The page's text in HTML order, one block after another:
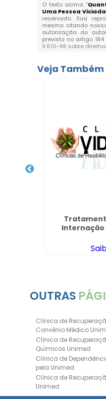
O texto acima "
Uma Pessoa
reservado. Sua
mesmo citando
autorização do
previsto no artigo
9.610-98 sobre
Veja Também
Internação
OUTRAS
Clínica de
Convênio Médico
Clínica de
Químicos Unimed
Clínica de
pela Unimed
Clínica de
Unimed